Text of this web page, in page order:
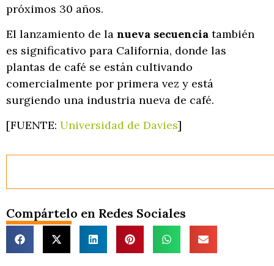
próximos 30 años.
El lanzamiento de la nueva secuencia también
es significativo para California, donde las
plantas de café se están cultivando
comercialmente por primera vez y está
surgiendo una industria nueva de café.
[FUENTE: Universidad de Davies]
Compártelo en Redes Sociales